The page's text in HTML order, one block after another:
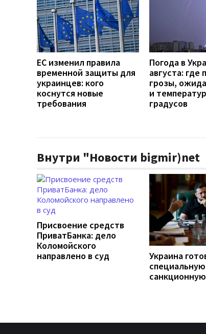
ЕС изменил правила
временной защиты для
украинцев: кого
коснутся новые
требования
Погода в
августа: где
грозы,
и
градусов
Внутри "Новости bigmir)net
Присвоение средств
ПриватБанка: дело
Коломойского
направлено в суд
Украина
специальную